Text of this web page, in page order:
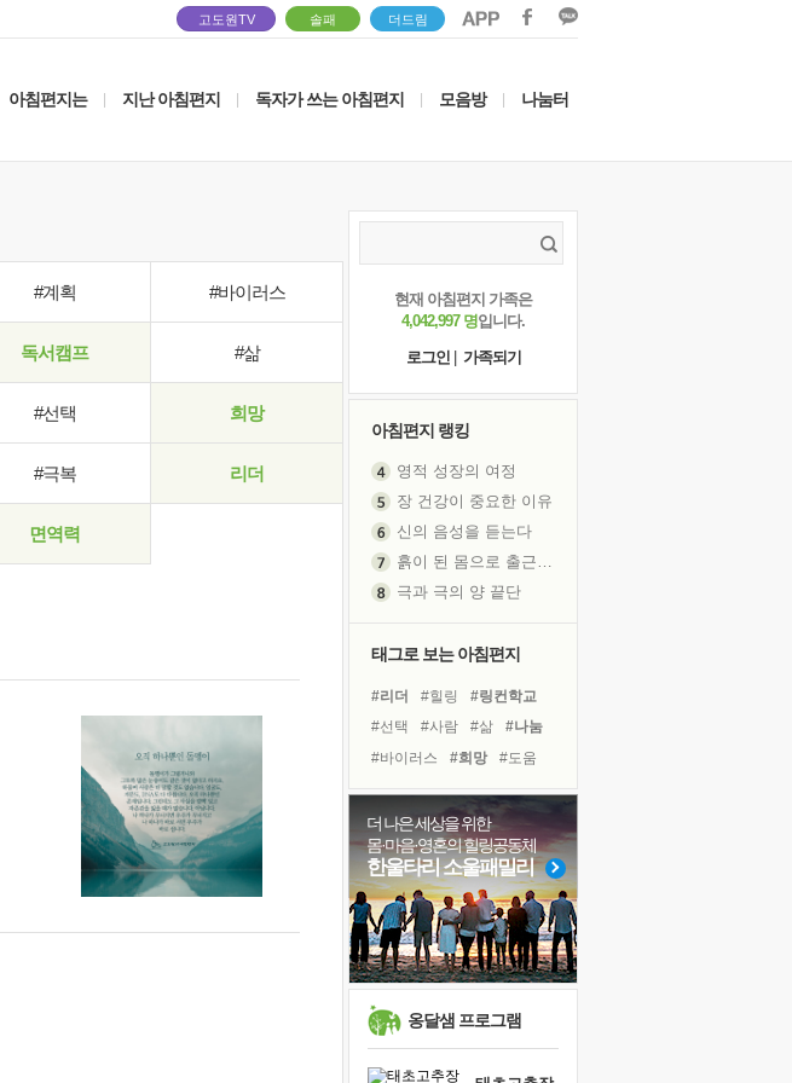
고도원TV 솔패 더드림
아침편지는 지난 아침편지 독자가 쓰는 아침편지 모음방 나눔터
#계획 #바이러스
독서캠프 #삶
#선택 희망
#극복 리더
면역력
현재 아침편지 가족은
4,042,997 명입니다.
로그인
가족되기
아침편지 랭킹
영적 성장의 여정
장 건강이 중요한 이유
신의 음성을 듣는다
흙이 된 몸으로 출근하는 여자
극과 극의 양 끝단
극심한 변비, 어깨결림, 수면 장애
보고 싶은 어머니
유년 시절의 부산 영도 바다
못된 꼰대들
거울 속의 나
희망이란
'모른다'는 것
귀를 열고 마음을 내어주고
태그로 보는 아침편지
#리더 #힐링
#링컨학교
#선택
#사람 #삶
#나눔
#바이러스
#희망
#도움
#경험
#독서
#건강
#면역력
#친구
#위기
#계획
#아이들
#독서캠프
#다짐
#비전캠프
더 나은 세상을 위한
몸·마음·영혼의 힐링공동체
한울타리 소울패밀리
옹달샘 프로그램